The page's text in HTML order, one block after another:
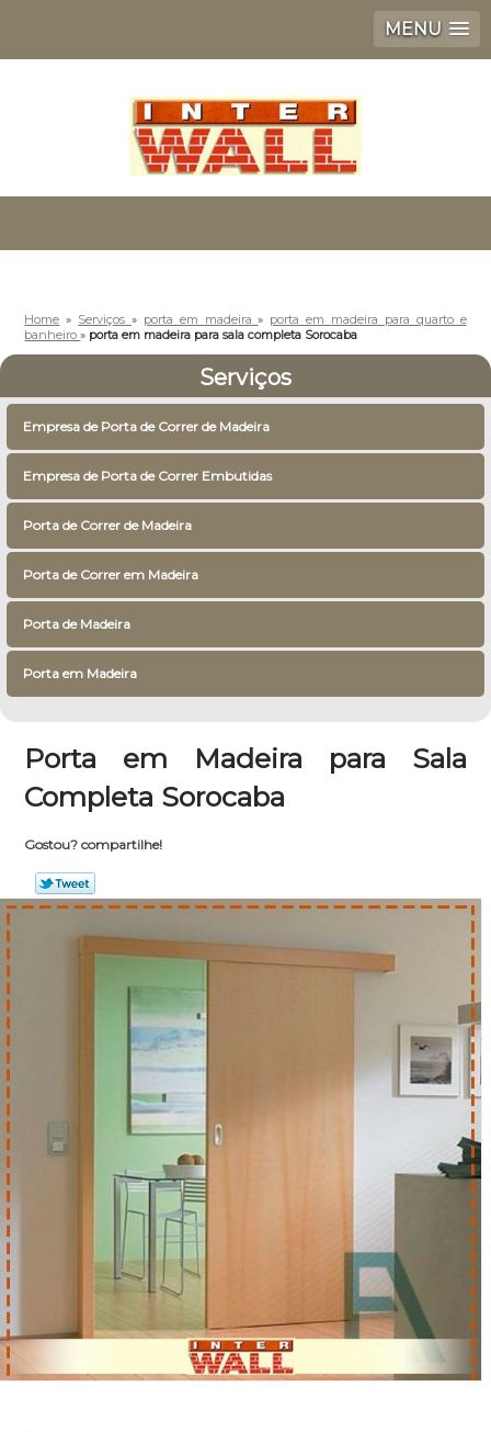
MENU
Home » Serviços» porta em madeira» porta em madeira para quarto e
banheiro» porta em madeira para sala completa Sorocaba
Serviços
Empresa de Porta de Correr de Madeira
Empresa de Porta de Correr Embutidas
Porta de Correr de Madeira
Porta de Correr em Madeira
Porta de Madeira
Porta em Madeira
Porta em Madeira para Sala
Completa Sorocaba
Gostou? compartilhe!